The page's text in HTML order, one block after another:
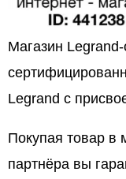
Магазин
Legrand с
Покупая товар в
партнёра вы